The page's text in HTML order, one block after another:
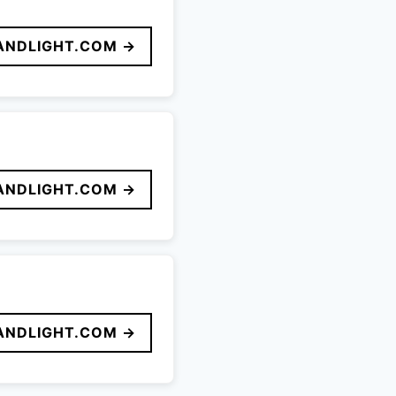
→
→
→